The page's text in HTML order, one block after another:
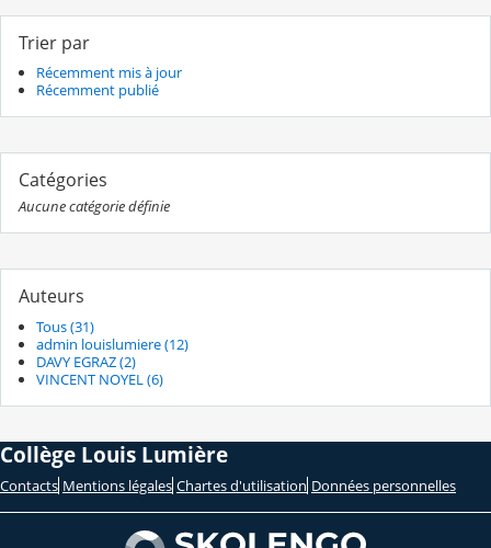
Trier par
Récemment mis à jour
Récemment publié
Catégories
Aucune catégorie définie
Auteurs
Tous (31)
admin louislumiere (12)
DAVY EGRAZ (2)
VINCENT NOYEL (6)
Collège Louis Lumière
Contacts Mentions légales Chartes d'utilisation Données personnelles